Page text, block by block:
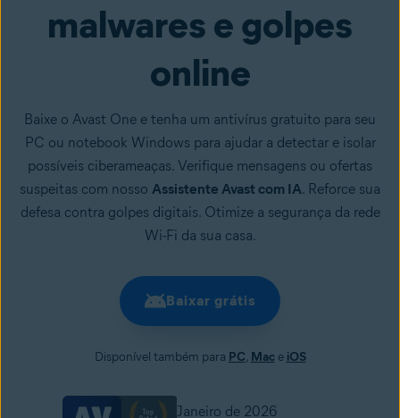
malwares e golpes
online
Baixe o Avast One e tenha um antivírus gratuito para seu
PC ou notebook Windows para ajudar a detectar e isolar
possíveis ciberameaças. Verifique mensagens ou ofertas
suspeitas com nosso Assistente Avast com IA. Reforce sua
defesa contra golpes digitais. Otimize a segurança da rede
Wi-Fi da sua casa.
Baixar grátis
Disponível também para PC, Mace iOS
Janeiro de 2026